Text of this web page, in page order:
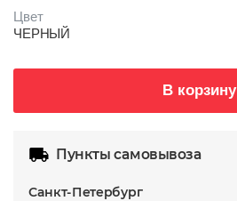
Цвет
ЧЕРНЫЙ
В корзину
Пункты самовывоза
Санкт-Петербург